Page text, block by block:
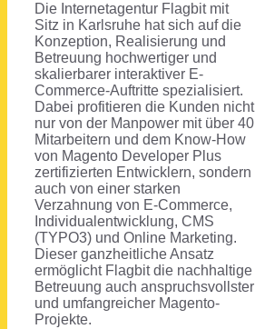
Die Internetagentur Flagbit mit
Sitz in Karlsruhe hat sich auf die
Konzeption, Realisierung und
Betreuung hochwertiger und
skalierbarer interaktiver E-
Commerce-Auftritte spezialisiert.
Dabei profitieren die Kunden nicht
nur von der Manpower mit über 40
Mitarbeitern und dem Know-How
von Magento Developer Plus
zertifizierten Entwicklern, sondern
auch von einer starken
Verzahnung von E-Commerce,
Individualentwicklung, CMS
(TYPO3) und Online Marketing.
Dieser ganzheitliche Ansatz
ermöglicht Flagbit die nachhaltige
Betreuung auch anspruchsvollster
und umfangreicher Magento-
Projekte.